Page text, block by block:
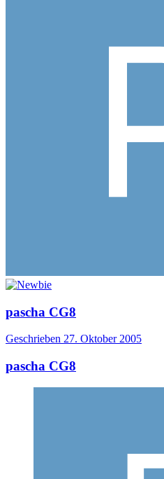
pascha CG8
Geschrieben 27. Oktober 2005
pascha CG8